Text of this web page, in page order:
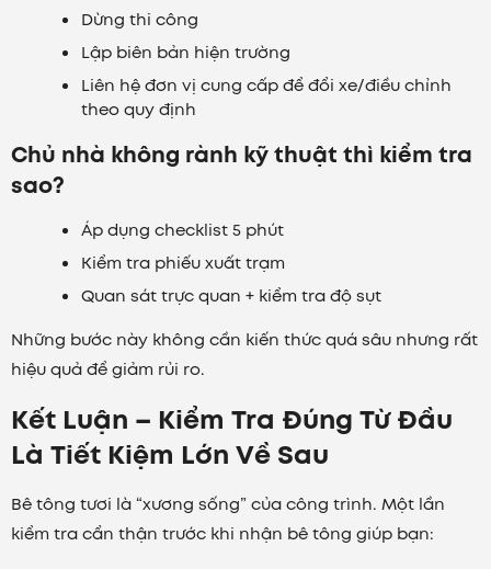
Dừng thi công
Lập biên bản hiện trường
Liên hệ đơn vị cung cấp để đổi xe/điều chỉnh
theo quy định
Chủ nhà không rành kỹ thuật thì kiểm tra
sao?
Áp dụng checklist 5 phút
Kiểm tra phiếu xuất trạm
Quan sát trực quan + kiểm tra độ sụt
Những bước này không cần kiến thức quá sâu nhưng rất
hiệu quả để giảm rủi ro.
Kết Luận – Kiểm Tra Đúng Từ Đầu
Là Tiết Kiệm Lớn Về Sau
Bê tông tươi là “xương sống” của công trình. Một lần
kiểm tra cẩn thận trước khi nhận bê tông giúp bạn: